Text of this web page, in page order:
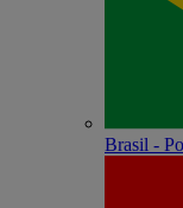
Brasil -